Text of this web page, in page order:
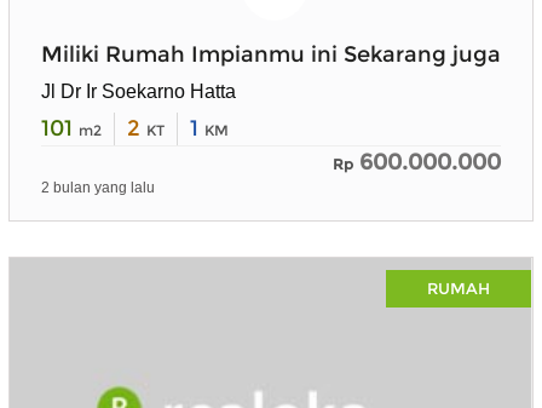
Miliki Rumah Impianmu ini Sekarang juga
Jl Dr Ir Soekarno Hatta
101 m2 2 KT 1 KM
Rp 600.000.000
2 bulan yang lalu
RUMAH